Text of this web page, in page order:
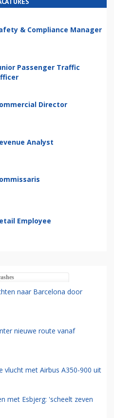
& Compliance Manager
Passenger Traffic
Director
Analyst
Employee
naar Barcelona door
nieuwe route vanaf
vlucht met Airbus A350-900 uit
met Esbjerg: 'scheelt zeven